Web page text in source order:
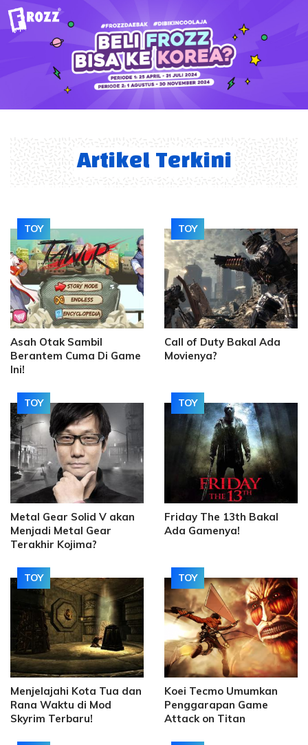
Artikel Terkini
TOY
Asah Otak Sambil
Berantem Cuma Di Game
Ini!
TOY
Call of Duty Bakal Ada
Movienya?
TOY
Metal Gear Solid V akan
Menjadi Metal Gear
Terakhir Kojima?
TOY
Friday The 13th Bakal
Ada Gamenya!
TOY
Menjelajahi Kota Tua dan
Rana Waktu di Mod
Skyrim Terbaru!
TOY
Koei Tecmo Umumkan
Penggarapan Game
Attack on Titan